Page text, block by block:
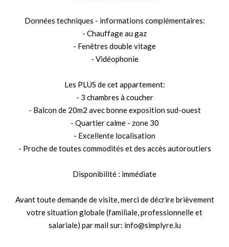
Données techniques - informations complémentaires:
- Chauffage au gaz
- Fenêtres double vitage
- Vidéophonie
Les PLUS de cet appartement:
- 3 chambres à coucher
- Balcon de 20m2 avec bonne exposition sud-ouest
- Quartier calme - zone 30
- Excellente localisation
- Proche de toutes commodités et des accès autoroutiers
Disponibilité : immédiate
Avant toute demande de visite, merci de décrire brièvement
votre situation globale (familiale, professionnelle et
salariale) par mail sur: info@simplyre.lu